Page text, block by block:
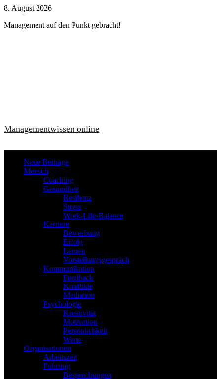
Zum
springen
8. August 2026
Management auf den Punkt gebracht!
Managementwissen online
Neue Beiträge
Mensch
Coaching
Gesundheit
Resilienz
Stress
Work-Life-Balance
Karriere
Bewerbung
Erfolg
Lernen
Vorstellungsgespräch
Kommunikation
Feedback
Konflikte
Mediation
Psychologie
Kreativität
Motivation
Persönlichkeit
Werte
Organisationen
Arbeitszeit
Führung
Besprechungen